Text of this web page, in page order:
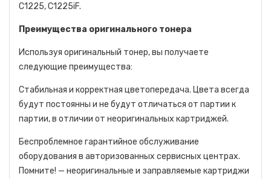
C1225, C1225iF.
Преимущества оригинального тонера
Используя оригинальный тонер, вы получаете
следующие преимущества:
Стабильная и корректная цветопередача. Цвета всегда
будут постоянны и не будут отличаться от партии к
партии, в отличии от неоригинальных картриджей.
Беспроблемное гарантийное обслуживание
оборудования в авторизованных сервисных центрах.
Помните! — неоригинальные и заправляемые картриджи